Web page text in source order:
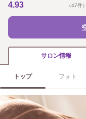
4.93 （47件）
サロン情報
トップ フォト